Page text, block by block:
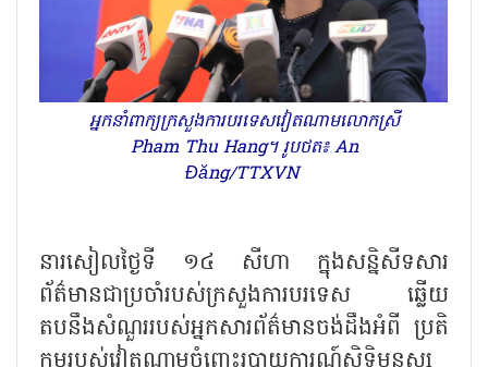
អ្នកនាំពាក្យក្រសួងការបរទេសវៀតណាមលោកស្រី
Pham Thu Hang។ រូបថត៖ An
Đăng/TTXVN
នារសៀលថ្ងៃទី ១៤ សីហា ក្នុងសន្និសីទសារ
ព័ត៌មានជាប្រចាំរបស់ក្រសួងការបរទេស ឆ្លើយ
តបនឹងសំណួររបស់អ្នកសារព័ត៌មានចង់ដឹងអំពី ប្រតិ